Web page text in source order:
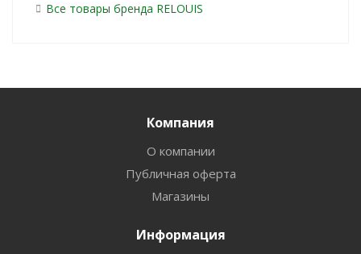
Все товары бренда RELOUIS
Компания
О компании
Публичная оферта
Магазины
Информация